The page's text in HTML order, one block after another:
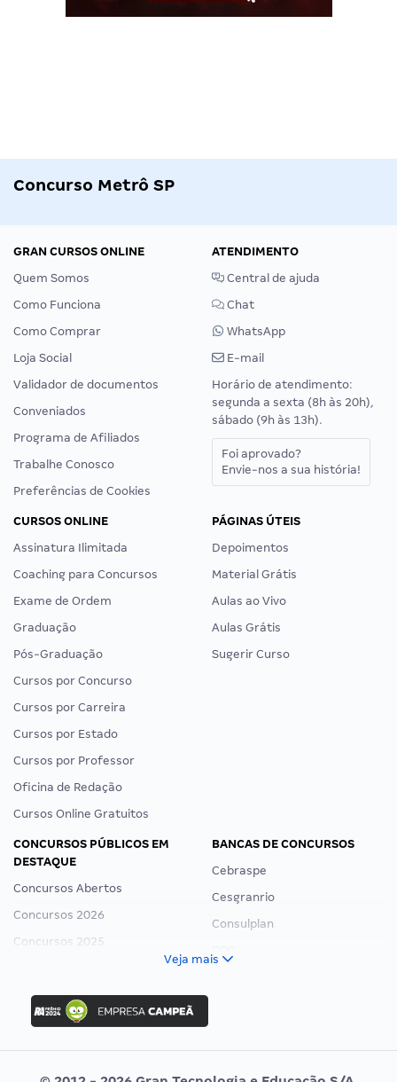
Concurso Metrô SP
GRAN CURSOS ONLINE
Quem Somos
Como Funciona
Como Comprar
Loja Social
Validador de documentos
Conveniados
Programa de Afiliados
Trabalhe Conosco
Preferências de Cookies
ATENDIMENTO
Central de ajuda
Chat
WhatsApp
E-mail
Horário de atendimento:
segunda a sexta (8h às 20h),
sábado (9h às 13h).
Foi aprovado?
Envie-nos a sua história!
CURSOS ONLINE
Assinatura Ilimitada
Coaching para Concursos
Exame de Ordem
Graduação
Pós-Graduação
Cursos por Concurso
Cursos por Carreira
Cursos por Estado
Cursos por Professor
Oficina de Redação
Cursos Online Gratuitos
PÁGINAS ÚTEIS
Depoimentos
Material Grátis
Aulas ao Vivo
Aulas Grátis
Sugerir Curso
CONCURSOS PÚBLICOS EM
DESTAQUE
Concursos Abertos
Concursos 2026
Concursos 2025
Concurso Ibama
Concurso MPU
Editais publicados
BANCAS DE CONCURSOS
Cebraspe
Cesgranrio
Consulplan
Veja mais